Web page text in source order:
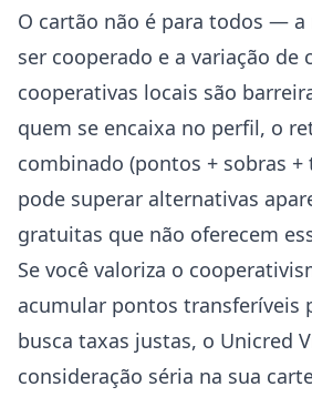
O cartão não é para todos — a
ser cooperado e a variação de
cooperativas locais são
quem se encaixa no perfil, o
combinado (pontos + sobras +
pode superar alternativas
gratuitas que não oferecem
Se você valoriza o
acumular pontos transferíveis
busca taxas justas, o Unicred
consideração séria na sua